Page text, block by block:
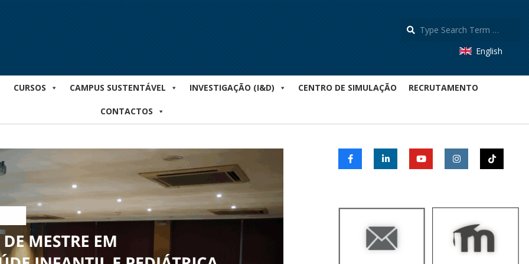
English
CURSOS CAMPUS SUSTENTÁVEL INVESTIGAÇÃO (I&D) CENTRO DE SIMULAÇÃO RECRUTAMENTO
CONTACTOS